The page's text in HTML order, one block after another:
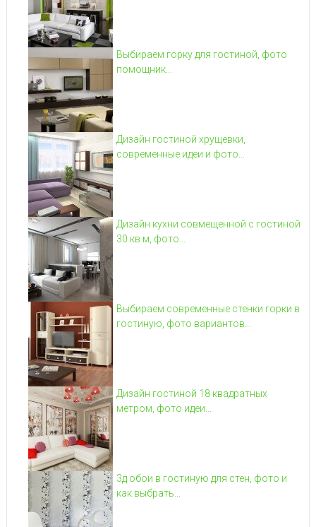
Выбираем горку для гостиной, фото
помощник...
Дизайн гостиной хрущевки,
современные идеи и фото...
Дизайн кухни совмещенной с гостиной
30 кв м, фото...
Выбираем современные стенки горки в
гостиную, фото вариантов...
Дизайн гостиной 18 квадратных
метром, фото идеи...
3д обои в гостиную для стен, фото и
как выбрать...